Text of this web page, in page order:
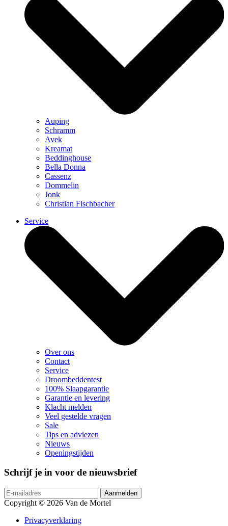
Auping
Schramm
Avek
Kreamat
Beddinghouse
Bella Donna
Cassenz
Dommelin
Jonk
Christian Fischbacher
Service
Over ons
Contact
Service
Droombeddentest
100% Slaapgarantie
Garantie en levering
Klacht melden
Veel gestelde vragen
Sale
Tips en adviezen
Nieuws
Openingstijden
Schrijf je in voor de nieuwsbrief
Copyright © 2026 Van de Mortel
Privacyverklaring